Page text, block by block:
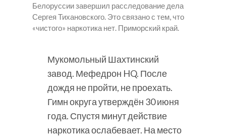
Белоруссии завершил расследование дела
Сергея Тихановского. Это связано с тем, что
«чистого» наркотика нет. Приморский край.
Мукомольный Шахтинский
завод. Мефедрон HQ. После
дождя не пройти, не проехать.
Гимн округа утверждён 30 июня
года. Спустя минут действие
наркотика ослабевает. На место